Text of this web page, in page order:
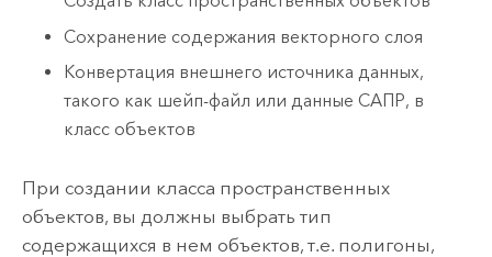
Сохранение содержания векторного слоя
Конвертация внешнего источника данных,
такого как шейп-файл или данные САПР, в
класс объектов
При создании класса пространственных
объектов, вы должны выбрать тип
содержащихся в нем объектов, т.е. полигоны,